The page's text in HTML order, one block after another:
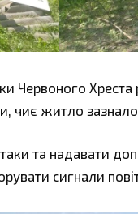
Червоного
чиє житло зазнало
та надавати
сигнали